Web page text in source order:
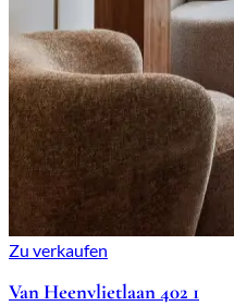
Zu verkaufen
Van Heenvlietlaan 402 1